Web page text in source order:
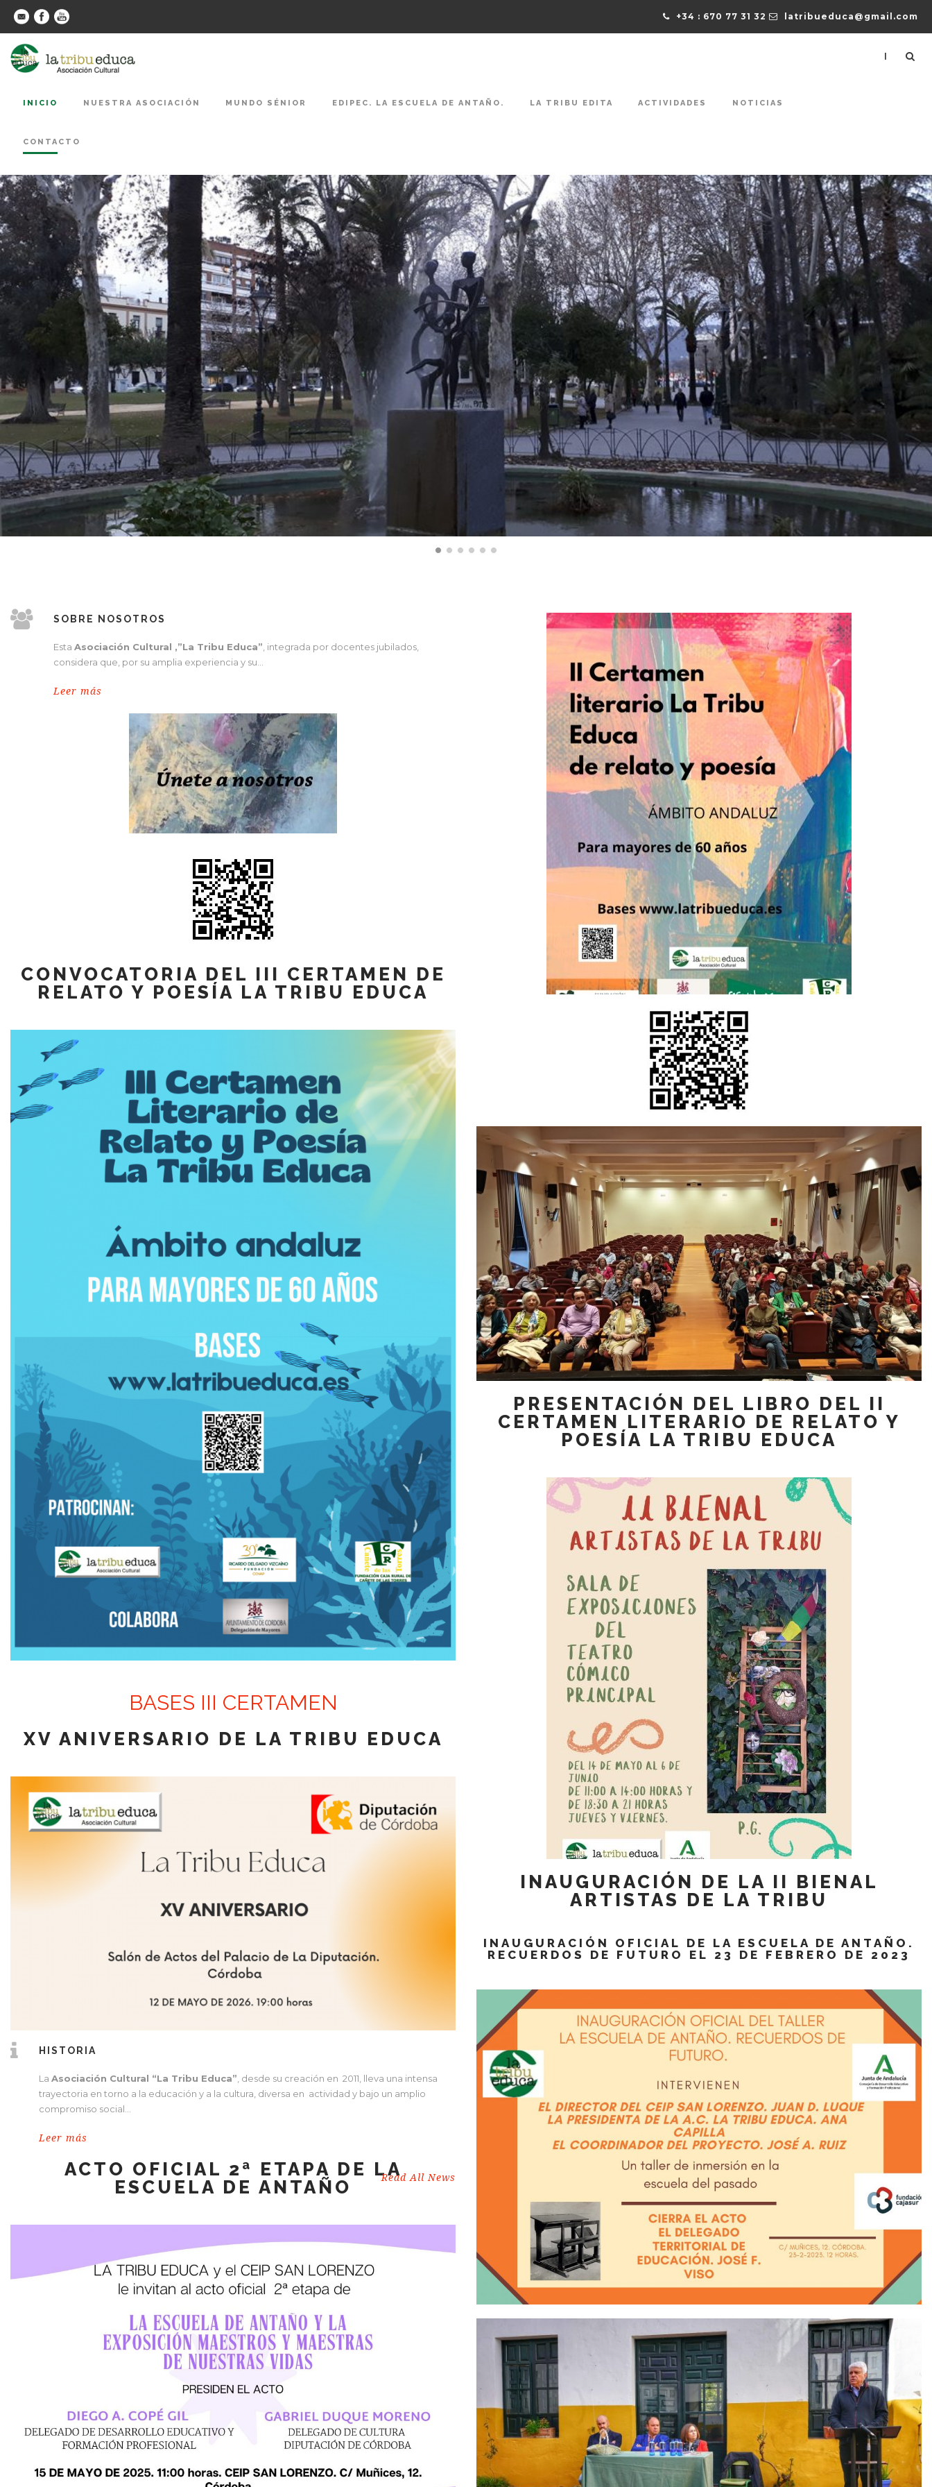
+34 : 670 77 31 32 latribueduca@gmail.com
INICIO NUESTRA ASOCIACIÓN MUNDO SÉNIOR EDIPEC. LA ESCUELA DE ANTAÑO. LA TRIBU EDITA ACTIVIDADES NOTICIAS
CONTACTO
|
SOBRE NOSOTROS
Esta Asociación Cultural ,”La Tribu Educa”, integrada por docentes jubilados,
considera que, por su amplia experiencia y su…
Leer más
CONVOCATORIA DEL III CERTAMEN DE
RELATO Y POESÍA LA TRIBU EDUCA
BASES III CERTAMEN
XV ANIVERSARIO DE LA TRIBU EDUCA
HISTORIA
La Asociación Cultural “La Tribu Educa”, desde su creación en 2011, lleva una intensa
trayectoria en torno a la educación y a la cultura, diversa en actividad y bajo un amplio
compromiso social…
Leer más
ACTO OFICIAL 2ª ETAPA DE LA
ESCUELA DE ANTAÑO
Read All News
PRESENTACIÓN DEL LIBRO DEL II
CERTAMEN LITERARIO DE RELATO Y
POESÍA LA TRIBU EDUCA
INAUGURACIÓN DE LA II BIENAL
ARTISTAS DE LA TRIBU
INAUGURACIÓN OFICIAL DE LA ESCUELA DE ANTAÑO.
RECUERDOS DE FUTURO EL 23 DE FEBRERO DE 2023